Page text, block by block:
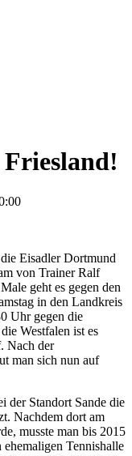
Friesland!
Eisadler Dortmund
von Trainer Ralf
geht es gegen den
in den Landkreis
Uhr gegen die
Westfalen ist es
Nach der
man sich nun auf
der Standort Sande die
Nachdem dort am
musste man bis 2015
Tennishalle